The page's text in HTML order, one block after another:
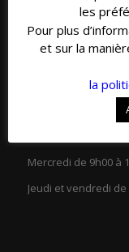
04 79 20 39 30
HORAIRES
Mercredi de 9h00 à
Jeudi et vendredi de
les
Pour plus
et sur la
la